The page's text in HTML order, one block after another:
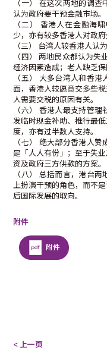
（一） 在这次两地的调
认为政府要干预金融市场。
（二） 香港人在金融海
少，亦有较多香港人对政府
（三） 台湾人较香港人认
（四） 两地民众都认为
经济因素造成；老人缺乏保
（五） 大多台湾人和香
面，香港人较愿意交多些
人需要交税的原因有关。
（六） 香港人最支持管
发临时现金补助、推行最
度，亦有过半数人支持。
（七） 绝大部分香港人
是「人人有份」；至于失
资及政府三方供款的方案。
（八） 总括而言，港台
上扮演干预的角色，而不
后国际发展的取向。
附件
附件
< 上一页